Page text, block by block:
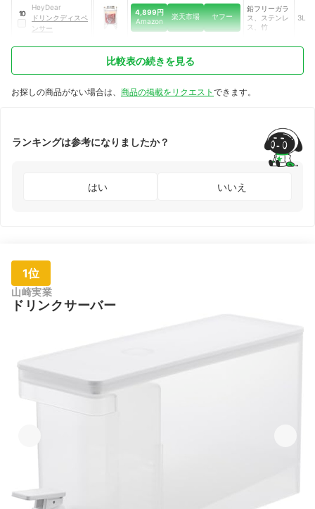
10
HeyDear
ドリンクディスペ
ンサー
4,899円
Amazon
楽天市場 ヤフー
鉛フリーガラ
ス、ステンレ
ス、竹
3L
比較表の続きを見る
お探しの商品がない場合は、 商品の掲載をリクエスト できます。
ランキングは参考になりましたか？
はい いいえ
1位
山崎実業
ドリンクサーバー